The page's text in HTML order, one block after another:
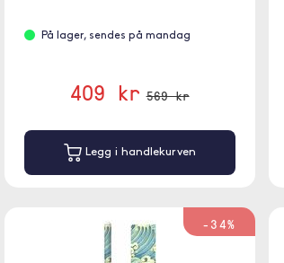
På lager, sendes på mandag
409 kr 569 kr
Legg i handlekurven
-34%